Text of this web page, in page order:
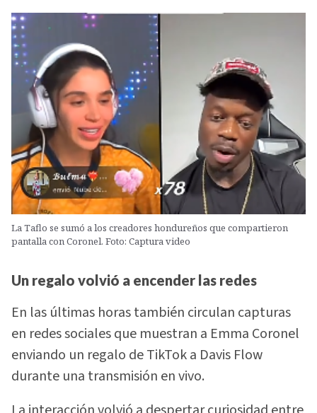
La Taflo se sumó a los creadores hondureños que compartieron
pantalla con Coronel. Foto: Captura video
Un regalo volvió a encender las redes
En las últimas horas también circulan capturas
en redes sociales que muestran a Emma Coronel
enviando un regalo de TikTok a Davis Flow
durante una transmisión en vivo.